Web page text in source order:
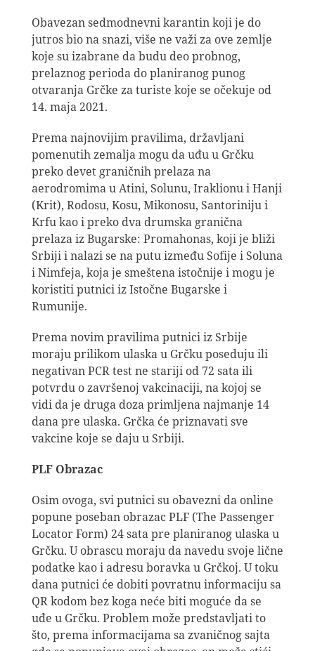
Obavezan sedmodnevni karantin koji je do
jutros bio na snazi, više ne važi za ove zemlje
koje su izabrane da budu deo probnog,
prelaznog perioda do planiranog punog
otvaranja Grčke za turiste koje se očekuje od
14. maja 2021.
Prema najnovijim pravilima, državljani
pomenutih zemalja mogu da uđu u Grčku
preko devet graničnih prelaza na
aerodromima u Atini, Solunu, Iraklionu i Hanji
(Krit), Rodosu, Kosu, Mikonosu, Santoriniju i
Krfu kao i preko dva drumska granična
prelaza iz Bugarske: Promahonas, koji je bliži
Srbiji i nalazi se na putu između Sofije i Soluna
i Nimfeja, koja je smeštena istočnije i mogu je
koristiti putnici iz Istočne Bugarske i
Rumunije.
Prema novim pravilima putnici iz Srbije
moraju prilikom ulaska u Grčku poseduju ili
negativan PCR test ne stariji od 72 sata ili
potvrdu o završenoj vakcinaciji, na kojoj se
vidi da je druga doza primljena najmanje 14
dana pre ulaska. Grčka će priznavati sve
vakcine koje se daju u Srbiji.
PLF Obrazac
Osim ovoga, svi putnici su obavezni da online
popune poseban obrazac PLF (The Passenger
Locator Form) 24 sata pre planiranog ulaska u
Grčku. U obrascu moraju da navedu svoje lične
podatke kao i adresu boravka u Grčkoj. U toku
dana putnici će dobiti povratnu informaciju sa
QR kodom bez koga neće biti moguće da se
uđe u Grčku. Problem može predstavljati to
što, prema informacijama sa zvaničnog sajta